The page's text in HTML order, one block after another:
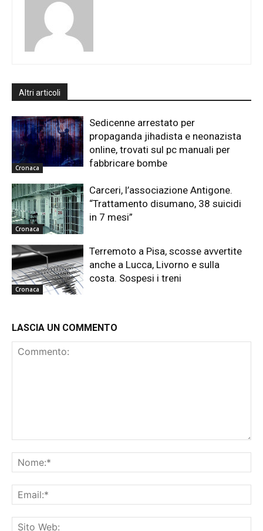
Altri articoli
Cronaca
Sedicenne arrestato per
propaganda jihadista e neonazista
online, trovati sul pc manuali per
fabbricare bombe
Cronaca
Carceri, l’associazione Antigone.
“Trattamento disumano, 38 suicidi
in 7 mesi”
Cronaca
Terremoto a Pisa, scosse avvertite
anche a Lucca, Livorno e sulla
costa. Sospesi i treni
LASCIA UN COMMENTO